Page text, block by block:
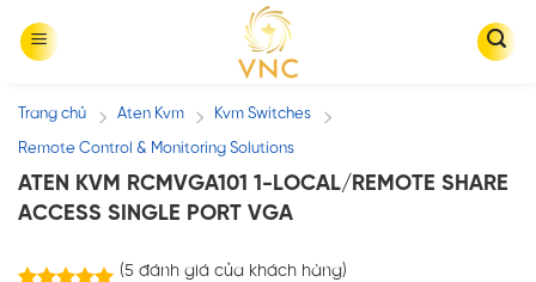
Trang chủ / Aten Kvm / Kvm Switches /
Remote Control & Monitoring Solutions
ATEN KVM RCMVGA101 1-LOCAL/REMOTE SHARE
ACCESS SINGLE PORT VGA
(5 đánh giá của khách hàng)